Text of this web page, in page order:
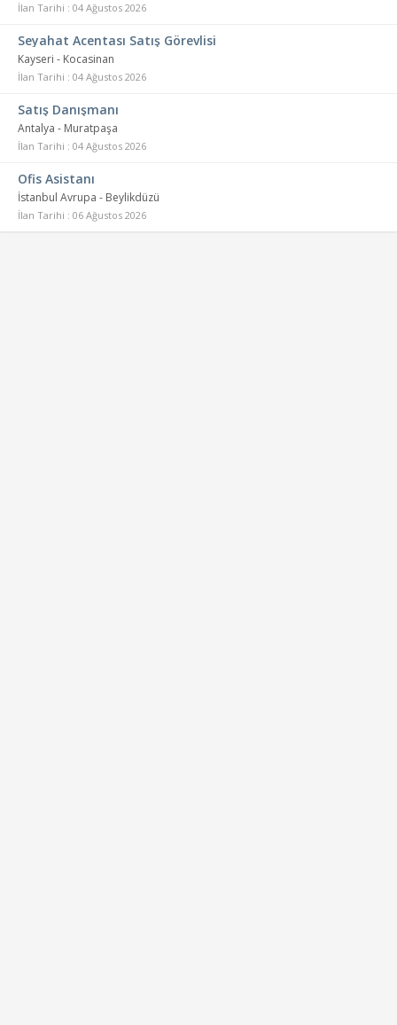
İlan Tarihi : 04 Ağustos 2026
Seyahat Acentası Satış Görevlisi
Kayseri - Kocasinan
İlan Tarihi : 04 Ağustos 2026
Satış Danışmanı
Antalya - Muratpaşa
İlan Tarihi : 04 Ağustos 2026
Ofis Asistanı
İstanbul Avrupa - Beylikdüzü
İlan Tarihi : 06 Ağustos 2026